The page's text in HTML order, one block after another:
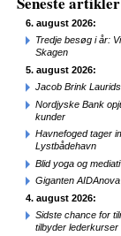
6. august 2026:
Tredje besøg i år:
Skagen
5. august 2026:
Jacob Brink
Nordjyske Bank
kunder
Havnefoged tager
Lystbådehavn
Blid yoga og
Giganten
4. august 2026:
Sidste chance for
tilbyder